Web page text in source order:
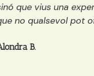
els públics:
decideixes